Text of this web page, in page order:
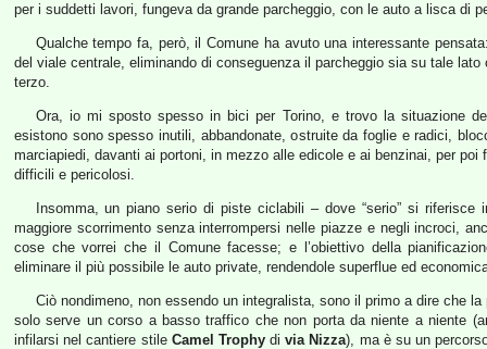
per i suddetti lavori, fungeva da grande parcheggio, con le auto a lisca di
Qualche tempo fa, però, il Comune ha avuto una interessante
del viale centrale, eliminando di conseguenza il parcheggio sia su tale
terzo.
Ora, io mi sposto spesso in bici per Torino, e trovo la situazione
esistono sono spesso inutili, abbandonate, ostruite da foglie e radici,
marciapiedi, davanti ai portoni, in mezzo alle edicole e ai benzinai, per
difficili e pericolosi.
Insomma, un piano serio di piste ciclabili – dove “serio” si
maggiore scorrimento senza interrompersi nelle piazze e negli incroci,
cose che vorrei che il Comune facesse; e l’obiettivo della
eliminare il più possibile le auto private, rendendole superflue ed
Ciò nondimeno, non essendo un integralista, sono il primo a dire che
solo serve un corso a basso traffico che non porta da niente a niente
infilarsi nel cantiere stile Camel Trophydivia Nizza), ma è su un